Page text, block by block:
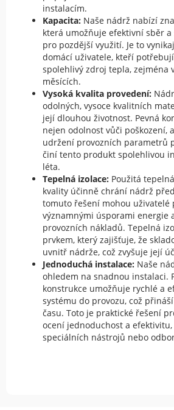
instalacím.
Kapacita: Naše nádrž nabízí
která umožňuje efektivní sběr
pro pozdější využití. Je to
domácí uživatele, kteří
spolehlivý zdroj tepla, zejména
měsících.
Vysoká kvalita provedení:
odolných, vysoce kvalitních
její dlouhou životnost. Pevná
nejen odolnost vůči poškození,
udržení provozních parametrů
činí tento produkt spolehlivou
léta.
Tepelná izolace: Použitá
kvality účinně chrání nádrž
tomuto řešení mohou uživatelé
významnými úsporami energie
provozních nákladů. Tepelná
prvkem, který zajišťuje, že
uvnitř nádrže, což zvyšuje její
Jednoduchá instalace: Naše
ohledem na snadnou instalaci.
konstrukce umožňuje rychlé a
systému do provozu, což
času. Toto je praktické řešení
ocení jednoduchost a
speciálních nástrojů nebo